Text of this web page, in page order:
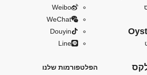
Weibo
WeChat
Douyin
Line
הפלטפורמות שלנו